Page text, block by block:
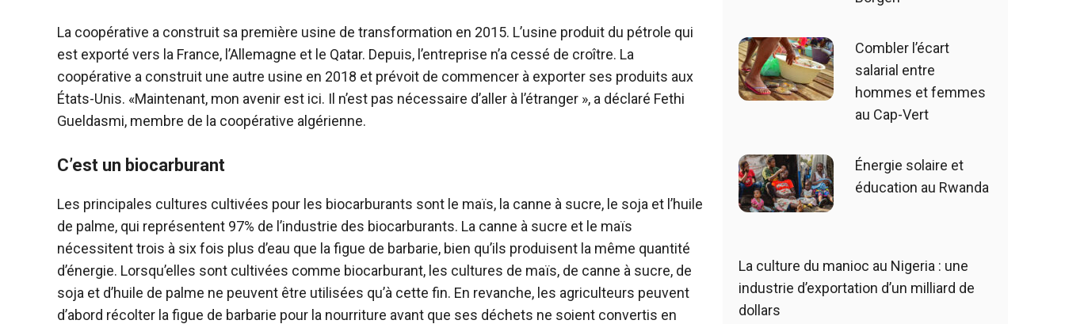
La coopérative a construit sa première usine de transformation en 2015. L’usine produit du pétrole qui
est exporté vers la France, l’Allemagne et le Qatar. Depuis, l’entreprise n’a cessé de croître. La
coopérative a construit une autre usine en 2018 et prévoit de commencer à exporter ses produits aux
États-Unis. «Maintenant, mon avenir est ici. Il n’est pas nécessaire d’aller à l’étranger », a déclaré Fethi
Gueldasmi, membre de la coopérative algérienne.
C’est un biocarburant
Les principales cultures cultivées pour les biocarburants sont le maïs, la canne à sucre, le soja et l’huile
de palme, qui représentent 97% de l’industrie des biocarburants. La canne à sucre et le maïs
nécessitent trois à six fois plus d’eau que la figue de barbarie, bien qu’ils produisent la même quantité
d’énergie. Lorsqu’elles sont cultivées comme biocarburant, les cultures de maïs, de canne à sucre, de
soja et d’huile de palme ne peuvent être utilisées qu’à cette fin. En revanche, les agriculteurs peuvent
d’abord récolter la figue de barbarie pour la nourriture avant que ses déchets ne soient convertis en
Combler l’écart
salarial entre
hommes et femmes
au Cap-Vert
Énergie solaire et
éducation au Rwanda
La culture du manioc au Nigeria : une
industrie d’exportation d’un milliard de
dollars